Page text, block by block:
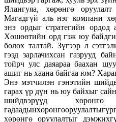
Ялангуяа, хөрөнгө
Магадгүй аль нэг компани
энэ ордыг стратегийн ордод
Хөшөөтийн орд гэж юу
болох талтай. Зүгээр л
гээд зарлачихсан газрууд
тойрч улс даяараа баахан
ашиг нь хаана байгаа юм?
Энэ мэтчилэн гэнэтийн
гарах үр дүн нь юу байхыг
шийдвэрүүд
хөрөнгө оруулалтыг